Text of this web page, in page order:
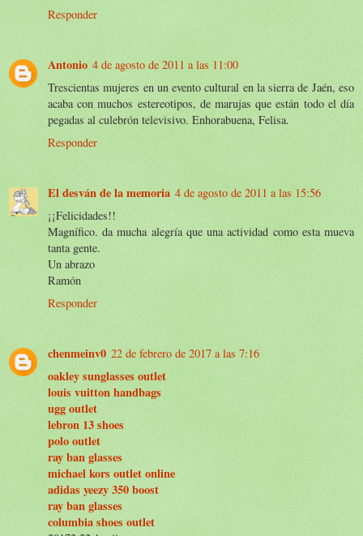
Responder
Antonio 4 de agosto de 2011 a las 11:00
Trescientas mujeres en un evento cultural en la sierra de Jaén, eso
acaba con muchos estereotipos, de marujas que están todo el día
pegadas al culebrón televisivo. Enhorabuena, Felisa.
Responder
El desván de la memoria 4 de agosto de 2011 a las 15:56
¡¡Felicidades!!
Magnífico. da mucha alegría que una actividad como esta mueva
tanta gente.
Un abrazo
Ramón
Responder
chenmeinv0 22 de febrero de 2017 a las 7:16
oakley sunglasses outlet
louis vuitton handbags
ugg outlet
lebron 13 shoes
polo outlet
ray ban glasses
michael kors outlet online
adidas yeezy 350 boost
ray ban glasses
columbia shoes outlet